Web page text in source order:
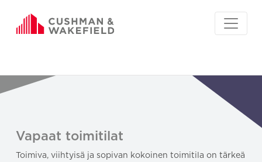
Vapaat toimitilat
Toimiva, viihtyisä ja sopivan kokoinen toimitila on tärkeä